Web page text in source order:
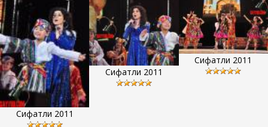
Сифатли 2011
Сифатли 2011
Сифатли 2011